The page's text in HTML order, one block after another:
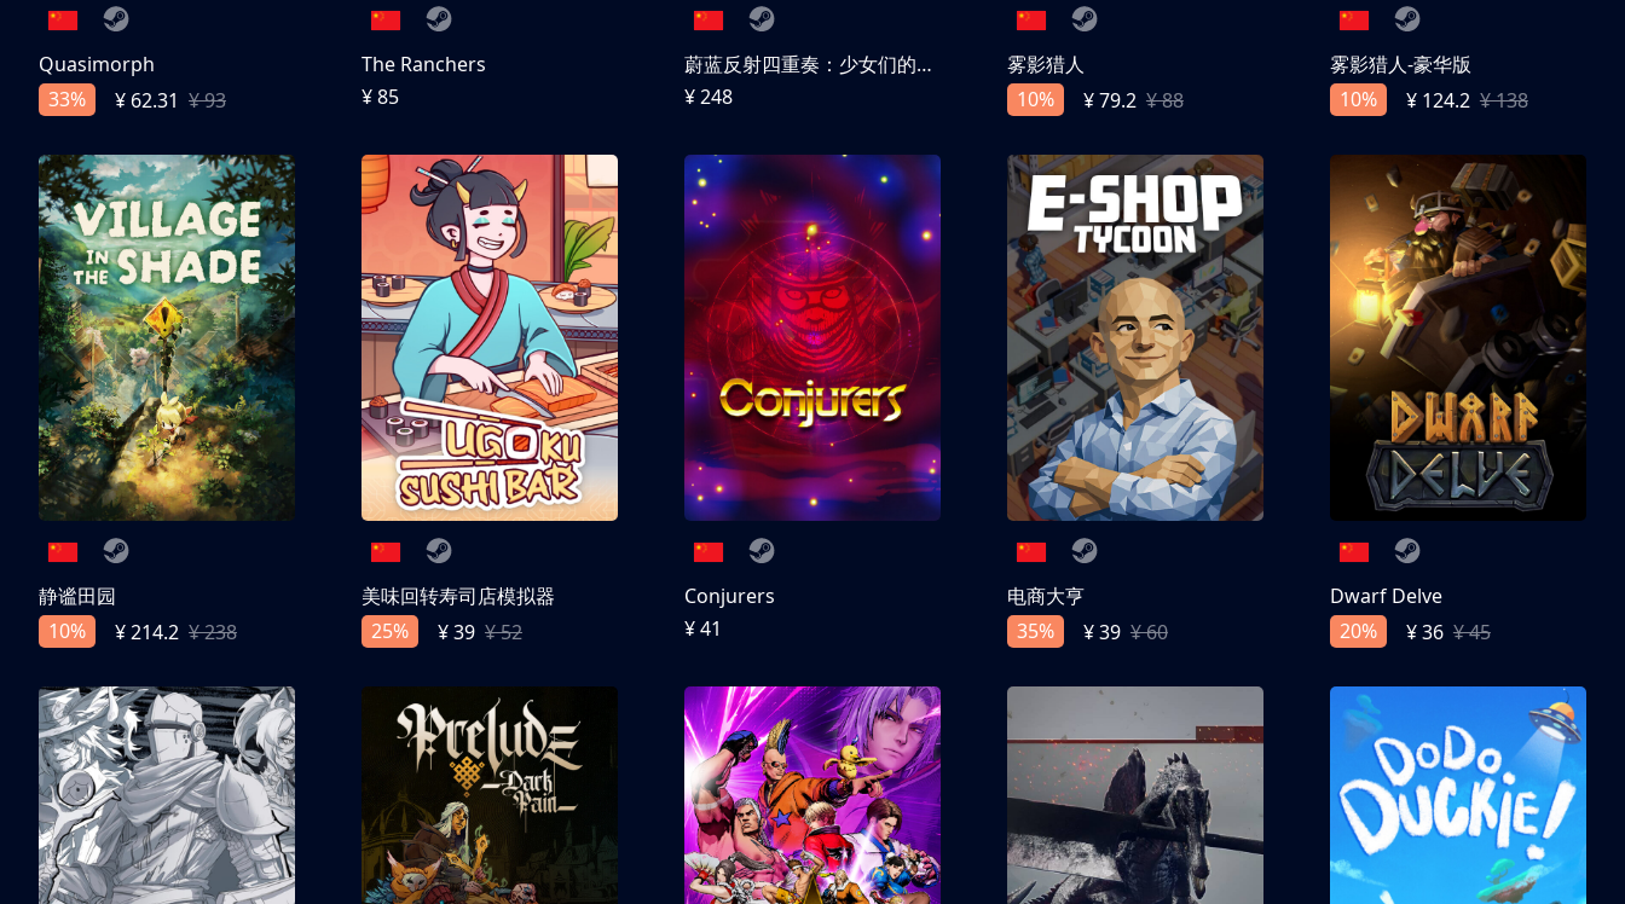
Quasimorph
33%
¥ 62.31 ¥ 93
The Ranchers
¥ 85
蔚蓝反射四重奏：少女们的奇迹
¥ 248
雾影猎人
10%
¥ 79.2 ¥ 88
雾影猎人-豪华版
10%
¥ 124.2 ¥ 138
静谧田园
10%
¥ 214.2 ¥ 238
美味回转寿司店模拟器
25%
¥ 39 ¥ 52
Conjurers
¥ 41
电商大亨
35%
¥ 39 ¥ 60
Dwarf Delve
20%
¥ 36 ¥ 45